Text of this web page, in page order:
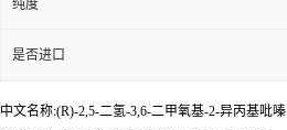
纯度
是否进口
中文名称:(R)-2,5-二氢-3,6-二甲氧基-2-异丙基吡嗪